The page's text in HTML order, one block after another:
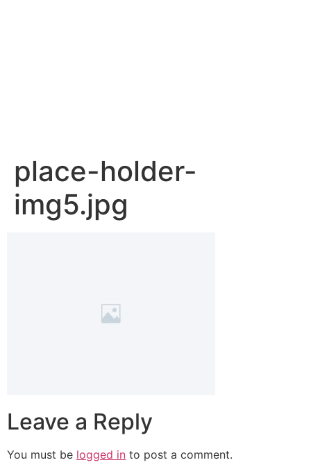
place-holder-
img5.jpg
Leave a Reply
You must be logged in to post a comment.